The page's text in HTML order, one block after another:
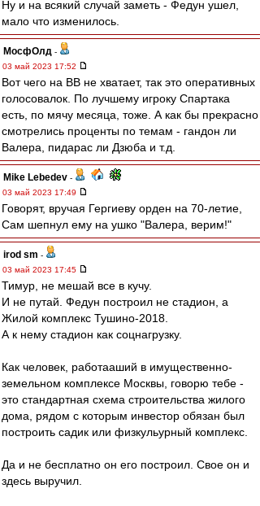
Ну и на всякий случай заметь - Федун ушел,
мало что изменилось.
МосфОлд -
03 май 2023 17:52
Вот чего на ВВ не хватает, так это оперативных
голосовалок. По лучшему игроку Спартака
есть, по мячу месяца, тоже. А как бы прекрасно
смотрелись проценты по темам - гандон ли
Валера, пидарас ли Дзюба и т.д.
Mike Lebedev -
03 май 2023 17:49
Говорят, вручая Гергиеву орден на 70-летие,
Сам шепнул ему на ушко "Валера, верим!"
irod sm -
03 май 2023 17:45
Тимур, не мешай все в кучу.
И не путай. Федун построил не стадион, а
Жилой комплекс Тушино-2018.
А к нему стадион как соцнагрузку.
Как человек, работааший в имущественно-
земельном комплексе Москвы, говорю тебе -
это стандартная схема строительства жилого
дома, рядом с которым инвестор обязан был
построить садик или физкульурный комплекс.
Да и не бесплатно он его построил. Свое он и
здесь выручил.